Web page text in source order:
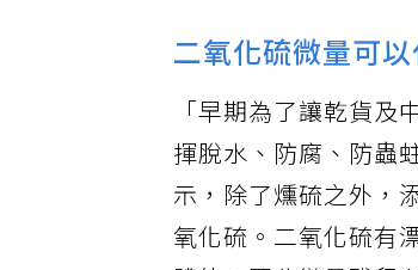
二氧化硫微量可
「早期為了讓乾貨
揮脫水、防腐、防蟲
示，除了燻硫之外，
氧化硫。二氧化硫有